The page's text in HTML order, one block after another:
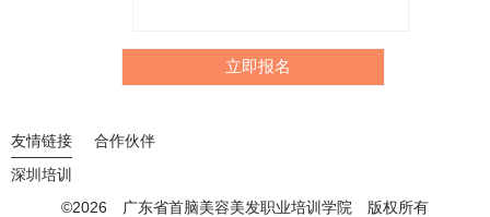
友情链接
合作伙伴
深圳培训
©2026
广东省首脑美容美发职业培训学院
版权所有